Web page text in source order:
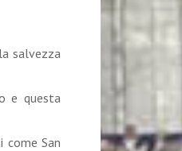
salvezza
e questa
San